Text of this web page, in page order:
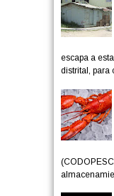
escapa a
distrital, para